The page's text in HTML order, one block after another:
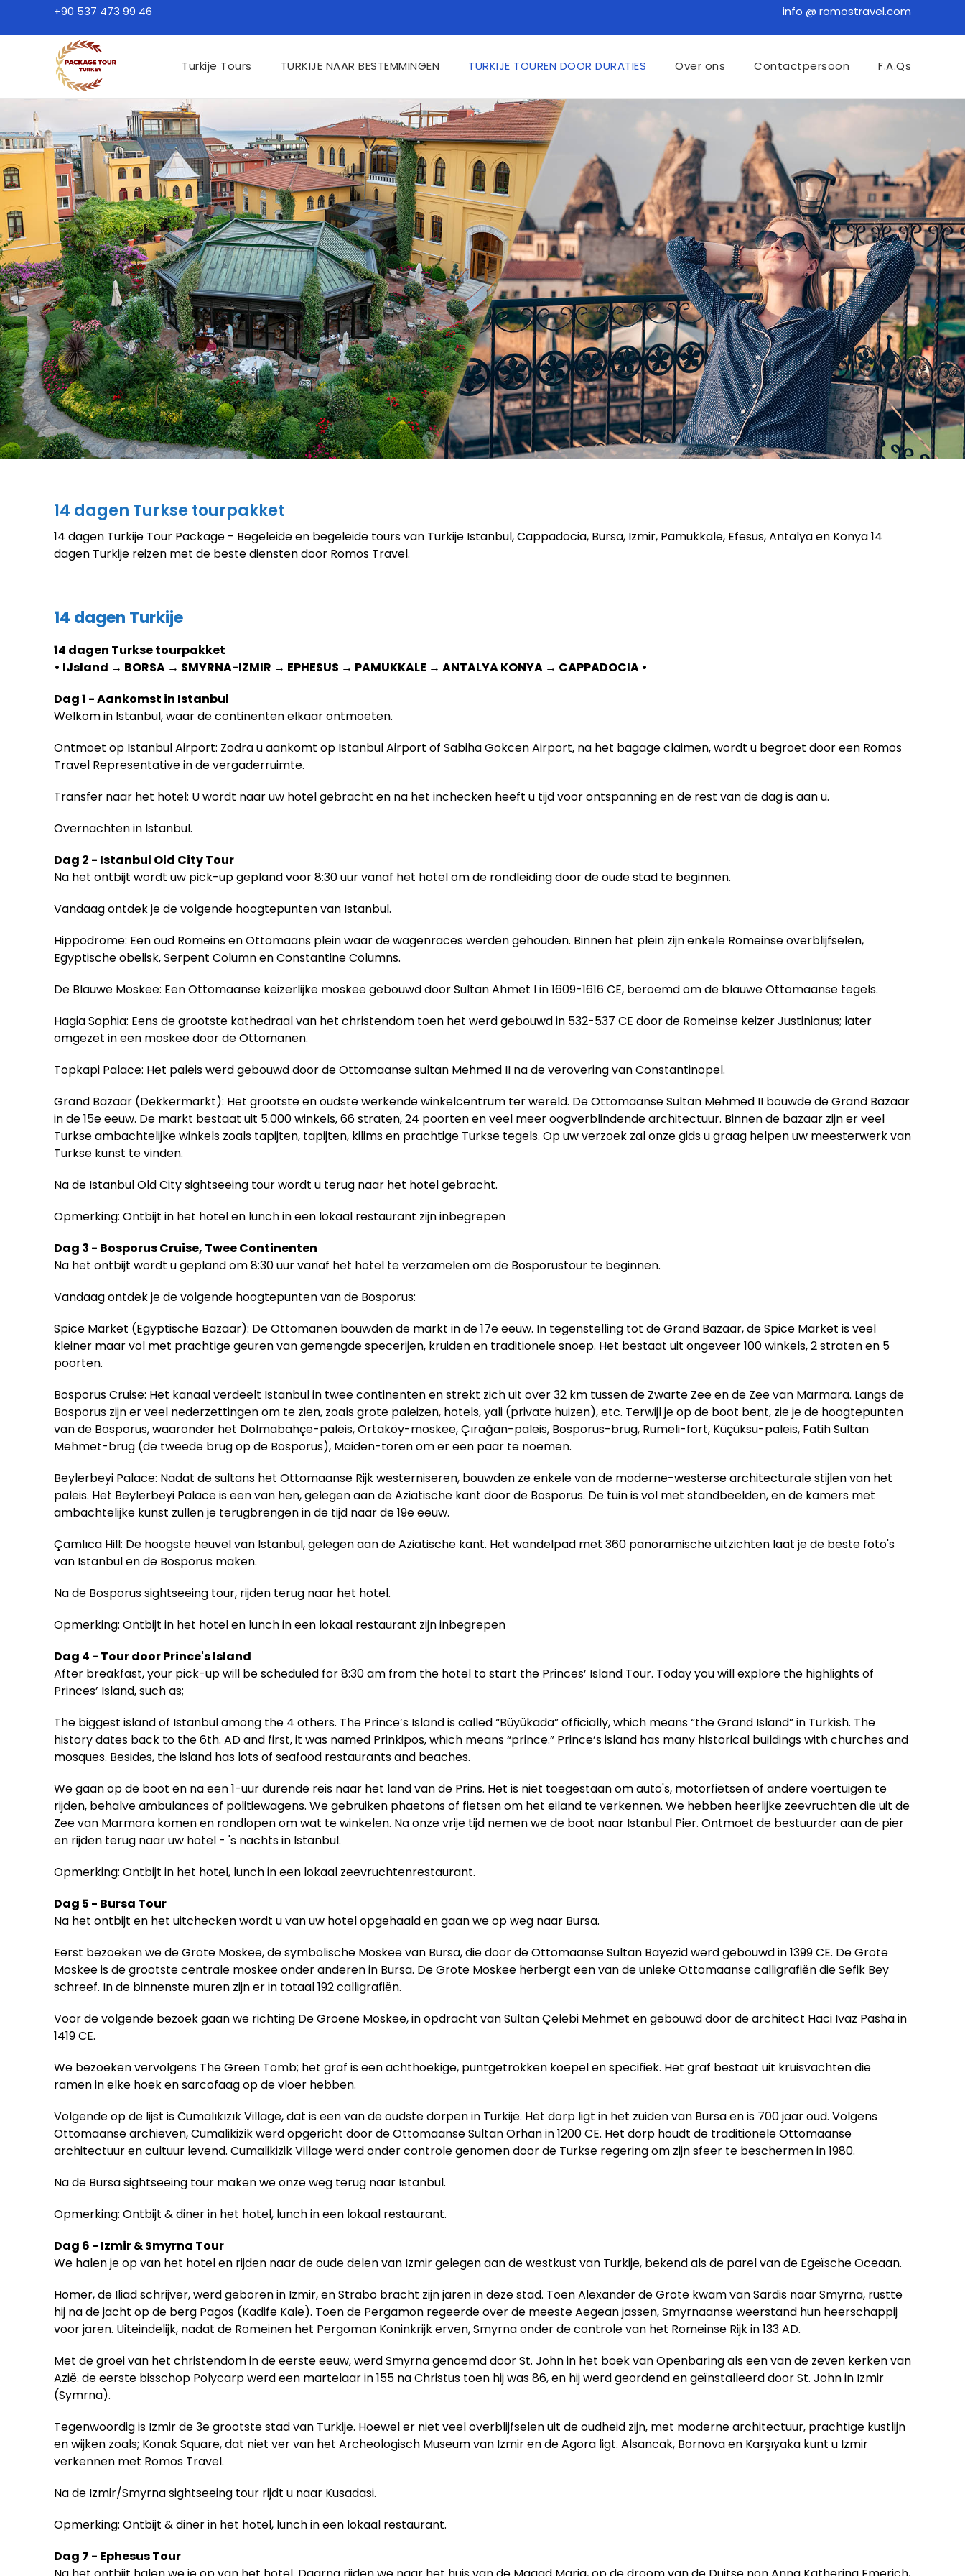
+90 537 473 99 46 info @ romostravel.com
Turkije Tours TURKIJE NAAR BESTEMMINGEN TURKIJE TOUREN DOOR DURATIES Over ons Contactpersoon F.A.Qs
14 dagen Turkse tourpakket
14 dagen Turkije Tour Package - Begeleide en begeleide tours van Turkije Istanbul, Cappadocia, Bursa, Izmir, Pamukkale, Efesus, Antalya en Konya 14
dagen Turkije reizen met de beste diensten door Romos Travel.
14 dagen Turkije
14 dagen Turkse tourpakket
• IJsland → BORSA → SMYRNA-IZMIR → EPHESUS → PAMUKKALE → ANTALYA KONYA → CAPPADOCIA •
Dag 1 - Aankomst in Istanbul
Welkom in Istanbul, waar de continenten elkaar ontmoeten.
Ontmoet op Istanbul Airport: Zodra u aankomt op Istanbul Airport of Sabiha Gokcen Airport, na het bagage claimen, wordt u begroet door een Romos
Travel Representative in de vergaderruimte.
Transfer naar het hotel: U wordt naar uw hotel gebracht en na het inchecken heeft u tijd voor ontspanning en de rest van de dag is aan u.
Overnachten in Istanbul.
Dag 2 - Istanbul Old City Tour
Na het ontbijt wordt uw pick-up gepland voor 8:30 uur vanaf het hotel om de rondleiding door de oude stad te beginnen.
Vandaag ontdek je de volgende hoogtepunten van Istanbul.
Hippodrome: Een oud Romeins en Ottomaans plein waar de wagenraces werden gehouden. Binnen het plein zijn enkele Romeinse overblijfselen,
Egyptische obelisk, Serpent Column en Constantine Columns.
De Blauwe Moskee: Een Ottomaanse keizerlijke moskee gebouwd door Sultan Ahmet I in 1609-1616 CE, beroemd om de blauwe Ottomaanse tegels.
Hagia Sophia: Eens de grootste kathedraal van het christendom toen het werd gebouwd in 532-537 CE door de Romeinse keizer Justinianus; later
omgezet in een moskee door de Ottomanen.
Topkapi Palace: Het paleis werd gebouwd door de Ottomaanse sultan Mehmed II na de verovering van Constantinopel.
Grand Bazaar (Dekkermarkt): Het grootste en oudste werkende winkelcentrum ter wereld. De Ottomaanse Sultan Mehmed II bouwde de Grand Bazaar
in de 15e eeuw. De markt bestaat uit 5.000 winkels, 66 straten, 24 poorten en veel meer oogverblindende architectuur. Binnen de bazaar zijn er veel
Turkse ambachtelijke winkels zoals tapijten, tapijten, kilims en prachtige Turkse tegels. Op uw verzoek zal onze gids u graag helpen uw meesterwerk van
Turkse kunst te vinden.
Na de Istanbul Old City sightseeing tour wordt u terug naar het hotel gebracht.
Opmerking: Ontbijt in het hotel en lunch in een lokaal restaurant zijn inbegrepen
Dag 3 - Bosporus Cruise, Twee Continenten
Na het ontbijt wordt u gepland om 8:30 uur vanaf het hotel te verzamelen om de Bosporustour te beginnen.
Vandaag ontdek je de volgende hoogtepunten van de Bosporus:
Spice Market (Egyptische Bazaar): De Ottomanen bouwden de markt in de 17e eeuw. In tegenstelling tot de Grand Bazaar, de Spice Market is veel
kleiner maar vol met prachtige geuren van gemengde specerijen, kruiden en traditionele snoep. Het bestaat uit ongeveer 100 winkels, 2 straten en 5
poorten.
Bosporus Cruise: Het kanaal verdeelt Istanbul in twee continenten en strekt zich uit over 32 km tussen de Zwarte Zee en de Zee van Marmara. Langs de
Bosporus zijn er veel nederzettingen om te zien, zoals grote paleizen, hotels, yali (private huizen), etc. Terwijl je op de boot bent, zie je de hoogtepunten
van de Bosporus, waaronder het Dolmabahçe-paleis, Ortaköy-moskee, Çırağan-paleis, Bosporus-brug, Rumeli-fort, Küçüksu-paleis, Fatih Sultan
Mehmet-brug (de tweede brug op de Bosporus), Maiden-toren om er een paar te noemen.
Beylerbeyi Palace: Nadat de sultans het Ottomaanse Rijk westerniseren, bouwden ze enkele van de moderne-westerse architecturale stijlen van het
paleis. Het Beylerbeyi Palace is een van hen, gelegen aan de Aziatische kant door de Bosporus. De tuin is vol met standbeelden, en de kamers met
ambachtelijke kunst zullen je terugbrengen in de tijd naar de 19e eeuw.
Çamlıca Hill: De hoogste heuvel van Istanbul, gelegen aan de Aziatische kant. Het wandelpad met 360 panoramische uitzichten laat je de beste foto's
van Istanbul en de Bosporus maken.
Na de Bosporus sightseeing tour, rijden terug naar het hotel.
Opmerking: Ontbijt in het hotel en lunch in een lokaal restaurant zijn inbegrepen
Dag 4 - Tour door Prince's Island
After breakfast, your pick-up will be scheduled for 8:30 am from the hotel to start the Princes’ Island Tour. Today you will explore the highlights of
Princes’ Island, such as;
The biggest island of Istanbul among the 4 others. The Prince’s Island is called “Büyükada” officially, which means “the Grand Island” in Turkish. The
history dates back to the 6th. AD and first, it was named Prinkipos, which means “prince.” Prince’s island has many historical buildings with churches and
mosques. Besides, the island has lots of seafood restaurants and beaches.
We gaan op de boot en na een 1-uur durende reis naar het land van de Prins. Het is niet toegestaan om auto's, motorfietsen of andere voertuigen te
rijden, behalve ambulances of politiewagens. We gebruiken phaetons of fietsen om het eiland te verkennen. We hebben heerlijke zeevruchten die uit de
Zee van Marmara komen en rondlopen om wat te winkelen. Na onze vrije tijd nemen we de boot naar Istanbul Pier. Ontmoet de bestuurder aan de pier
en rijden terug naar uw hotel - 's nachts in Istanbul.
Opmerking: Ontbijt in het hotel, lunch in een lokaal zeevruchtenrestaurant.
Dag 5 - Bursa Tour
Na het ontbijt en het uitchecken wordt u van uw hotel opgehaald en gaan we op weg naar Bursa.
Eerst bezoeken we de Grote Moskee, de symbolische Moskee van Bursa, die door de Ottomaanse Sultan Bayezid werd gebouwd in 1399 CE. De Grote
Moskee is de grootste centrale moskee onder anderen in Bursa. De Grote Moskee herbergt een van de unieke Ottomaanse calligrafiën die Sefik Bey
schreef. In de binnenste muren zijn er in totaal 192 calligrafiën.
Voor de volgende bezoek gaan we richting De Groene Moskee, in opdracht van Sultan Çelebi Mehmet en gebouwd door de architect Haci Ivaz Pasha in
1419 CE.
We bezoeken vervolgens The Green Tomb; het graf is een achthoekige, puntgetrokken koepel en specifiek. Het graf bestaat uit kruisvachten die
ramen in elke hoek en sarcofaag op de vloer hebben.
Volgende op de lijst is Cumalıkızık Village, dat is een van de oudste dorpen in Turkije. Het dorp ligt in het zuiden van Bursa en is 700 jaar oud. Volgens
Ottomaanse archieven, Cumalikizik werd opgericht door de Ottomaanse Sultan Orhan in 1200 CE. Het dorp houdt de traditionele Ottomaanse
architectuur en cultuur levend. Cumalikizik Village werd onder controle genomen door de Turkse regering om zijn sfeer te beschermen in 1980.
Na de Bursa sightseeing tour maken we onze weg terug naar Istanbul.
Opmerking: Ontbijt & diner in het hotel, lunch in een lokaal restaurant.
Dag 6 - Izmir & Smyrna Tour
We halen je op van het hotel en rijden naar de oude delen van Izmir gelegen aan de westkust van Turkije, bekend als de parel van de Egeïsche Oceaan.
Homer, de Iliad schrijver, werd geboren in Izmir, en Strabo bracht zijn jaren in deze stad. Toen Alexander de Grote kwam van Sardis naar Smyrna, rustte
hij na de jacht op de berg Pagos (Kadife Kale). Toen de Pergamon regeerde over de meeste Aegean jassen, Smyrnaanse weerstand hun heerschappij
voor jaren. Uiteindelijk, nadat de Romeinen het Pergoman Koninkrijk erven, Smyrna onder de controle van het Romeinse Rijk in 133 AD.
Met de groei van het christendom in de eerste eeuw, werd Smyrna genoemd door St. John in het boek van Openbaring als een van de zeven kerken van
Azië. de eerste bisschop Polycarp werd een martelaar in 155 na Christus toen hij was 86, en hij werd geordend en geïnstalleerd door St. John in Izmir
(Symrna).
Tegenwoordig is Izmir de 3e grootste stad van Turkije. Hoewel er niet veel overblijfselen uit de oudheid zijn, met moderne architectuur, prachtige kustlijn
en wijken zoals; Konak Square, dat niet ver van het Archeologisch Museum van Izmir en de Agora ligt. Alsancak, Bornova en Karşıyaka kunt u Izmir
verkennen met Romos Travel.
Na de Izmir/Smyrna sightseeing tour rijdt u naar Kusadasi.
Opmerking: Ontbijt & diner in het hotel, lunch in een lokaal restaurant.
Dag 7 - Ephesus Tour